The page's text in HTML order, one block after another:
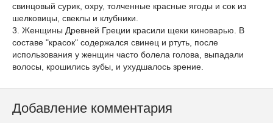
свинцовый сурик, охру, толченные красные ягоды и сок из
шелковицы, свеклы и клубники.
3. Женщины Древней Греции красили щеки киноварью. В
составе "красок" содержался свинец и ртуть, после
использования у женщин часто болела голова, выпадали
волосы, крошились зубы, и ухудшалось зрение.
Добавление комментария